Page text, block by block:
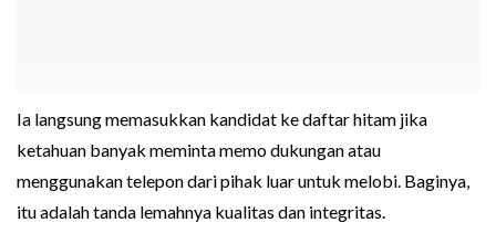
Ia langsung memasukkan kandidat ke daftar hitam jika
ketahuan banyak meminta memo dukungan atau
menggunakan telepon dari pihak luar untuk melobi. Baginya,
itu adalah tanda lemahnya kualitas dan integritas.